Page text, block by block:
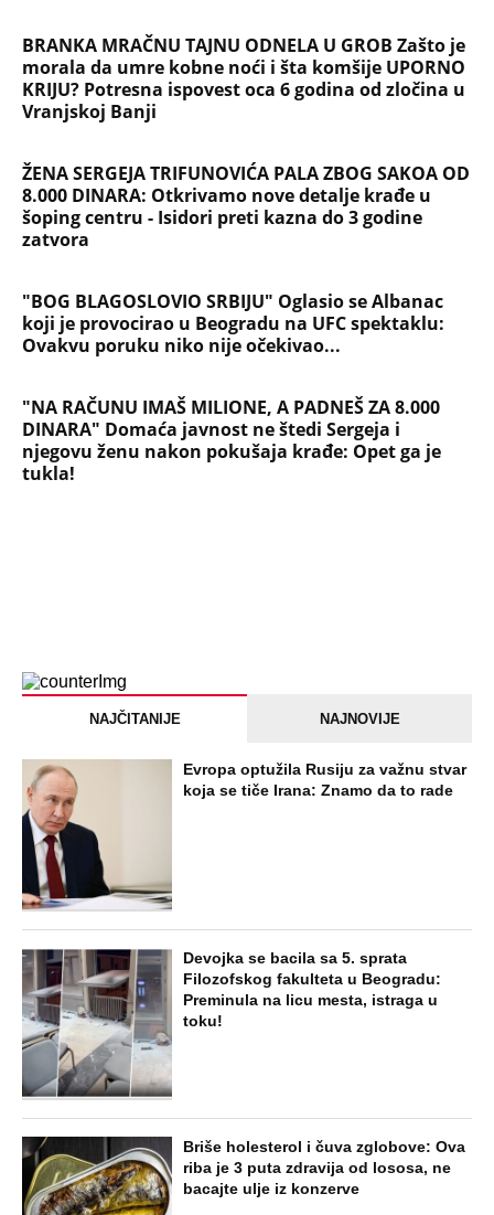
BRANKA MRAČNU TAJNU ODNELA U GROB Zašto je
morala da umre kobne noći i šta komšije UPORNO
KRIJU? Potresna ispovest oca 6 godina od zločina u
Vranjskoj Banji
ŽENA SERGEJA TRIFUNOVIĆA PALA ZBOG SAKOA OD
8.000 DINARA: Otkrivamo nove detalje krađe u
šoping centru - Isidori preti kazna do 3 godine
zatvora
"BOG BLAGOSLOVIO SRBIJU" Oglasio se Albanac
koji je provocirao u Beogradu na UFC spektaklu:
Ovakvu poruku niko nije očekivao...
"NA RAČUNU IMAŠ MILIONE, A PADNEŠ ZA 8.000
DINARA" Domaća javnost ne štedi Sergeja i
njegovu ženu nakon pokušaja krađe: Opet ga je
tukla!
NAJČITANIJE NAJNOVIJE
Evropa optužila Rusiju za važnu stvar
koja se tiče Irana: Znamo da to rade
Devojka se bacila sa 5. sprata
Filozofskog fakulteta u Beogradu:
Preminula na licu mesta, istraga u
toku!
Briše holesterol i čuva zglobove: Ova
riba je 3 puta zdravija od lososa, ne
bacajte ulje iz konzerve